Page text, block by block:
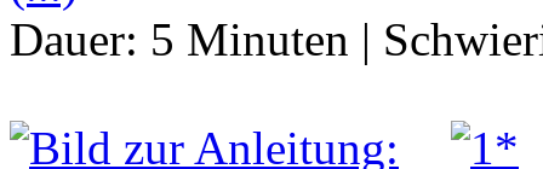
Dauer: 5 Minuten |